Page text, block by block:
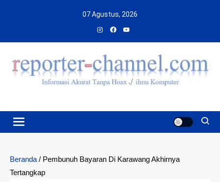
07 Agustus, 2026
Beranda / Pembunuh Bayaran Di Karawang Akhirnya
Tertangkap